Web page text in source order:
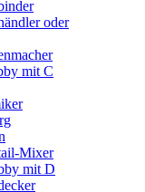
oder
mit C
Mixer
mit D